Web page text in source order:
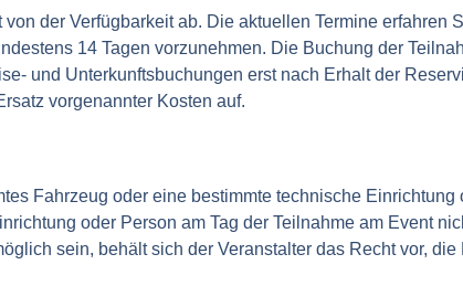
der Verfügbarkeit ab. Die aktuellen Termine
14 Tagen vorzunehmen. Die Buchung der
und Unterkunftsbuchungen erst nach Erhalt der
vorgenannter Kosten auf.
Fahrzeug oder eine bestimmte technische
oder Person am Tag der Teilnahme am Event
sein, behält sich der Veranstalter das Recht vor,